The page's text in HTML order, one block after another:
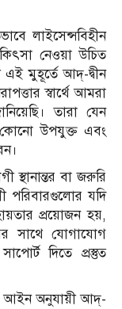
লাইসেন্সবিহীন
নেওয়া উচিত
মুহূর্তে আদ্-দ্বীন
স্বার্থে আমরা
তারা যেন
কোনো উপযুক্ত এবং
বা জরুরি
পরিবারগুলোর যদি
প্রয়োজন হয়,
সাথে যোগাযোগ
দিতে প্রস্তুত
আইন অনুযায়ী আদ্-